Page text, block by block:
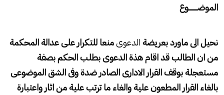
الموضـــــــــوع
نحيل الى ماورد بعريضةالدعوىمنعا للتكرار على عدالة المحكمة
من ان الطالب قد اقام هذة الدعوى بطلب الحكم بصفة
مستعجلة بوقف القرار الادارى الصادر ضدة وفى الشق الموضوعى
بالغاء القرار المطعون علية والغاء ما ترتب علية من اثار واعتبارة